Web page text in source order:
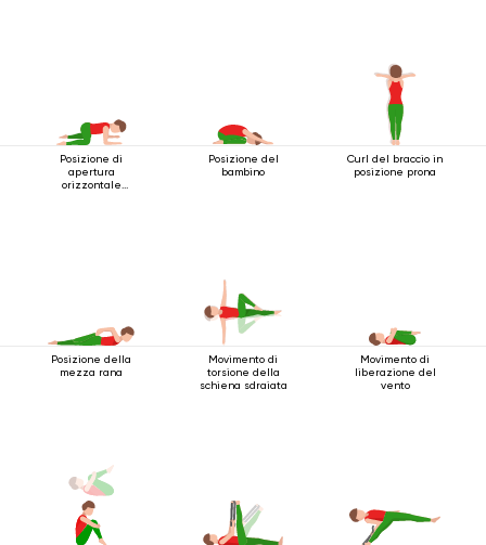
Posizione di
apertura
orizzontale
Posizione del
bambino
Curl del braccio in
posizione prona
Posizione della
mezza rana
Movimento di
torsione della
schiena sdraiata
Movimento di
liberazione del
vento